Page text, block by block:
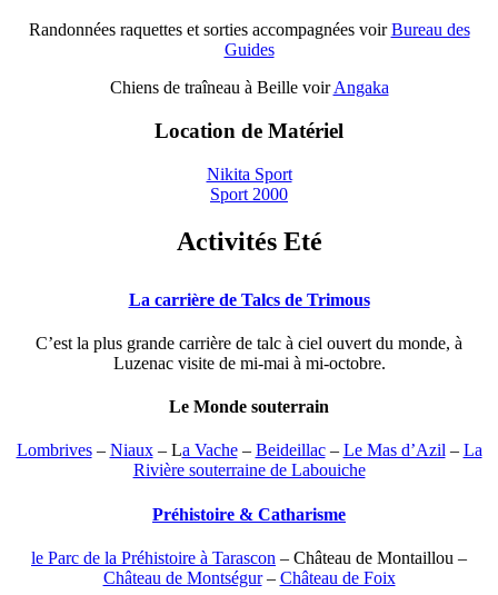
Randonnées raquettes et sorties accompagnées voirBureau des
Guides
Chiens de traîneau à Beille voirAngaka
Location de Matériel
Nikita Sport
Sport 2000
Activités Eté
La carrière de Talcs de Trimous
C’est la plus grande carrière de talc à ciel ouvert du monde, à
Luzenac visite de mi-mai à mi-octobre.
Le Monde souterrain
Lombrives– Niaux– La Vache– Beideillac– Le Mas d’Azil – La
Rivière souterraine de Labouiche
Préhistoire & Catharisme
le Parc de la Préhistoire à Tarascon – Château de Montaillou –
Château de Montségur– Château de Foix